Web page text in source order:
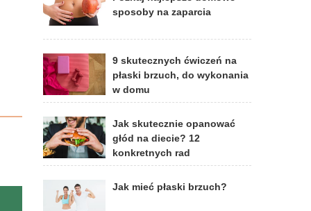
sposoby na zaparcia
9 skutecznych ćwiczeń na
płaski brzuch, do wykonania
w domu
Jak skutecznie opanować
głód na diecie? 12
konkretnych rad
Jak mieć płaski brzuch?